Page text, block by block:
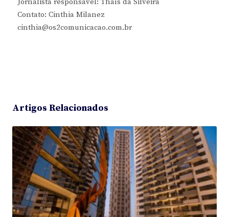
Jornalista responsável: Thaís da Silveira
Contato: Cinthia Milanez
cinthia@os2comunicacao.com.br
Artigos Relacionados